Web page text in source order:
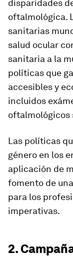
disparidades
oftalmológica.
sanitarias
salud ocular
sanitaria a la
políticas que
accesibles y
incluidos
oftalmológicos
Las políticas
género en los
aplicación de
fomento de
para los
imperativas.
2.